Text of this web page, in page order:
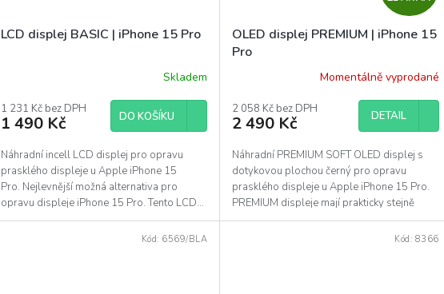
LCD displej BASIC | iPhone 15 Pro
Skladem
1 231 Kč bez DPH
1 490 Kč DO KOŠÍKU
Náhradní incell LCD displej pro opravu
prasklého displeje u Apple iPhone 15
Pro. Nejlevnější možná alternativa pro
opravu displeje iPhone 15 Pro. Tento LCD...
D
A
R
OLED displej PREMIUM | iPhone 15
Pro
Momentálně vyprodané
2 058 Kč bez DPH
2 490 Kč DETAIL
Náhradní PREMIUM SOFT OLED displej s
dotykovou plochou černý pro opravu
prasklého displeje u Apple iPhone 15 Pro.
PREMIUM displeje mají prakticky stejně
tlustý rámeček...
Kód: 6569/BLA Kód: 8366